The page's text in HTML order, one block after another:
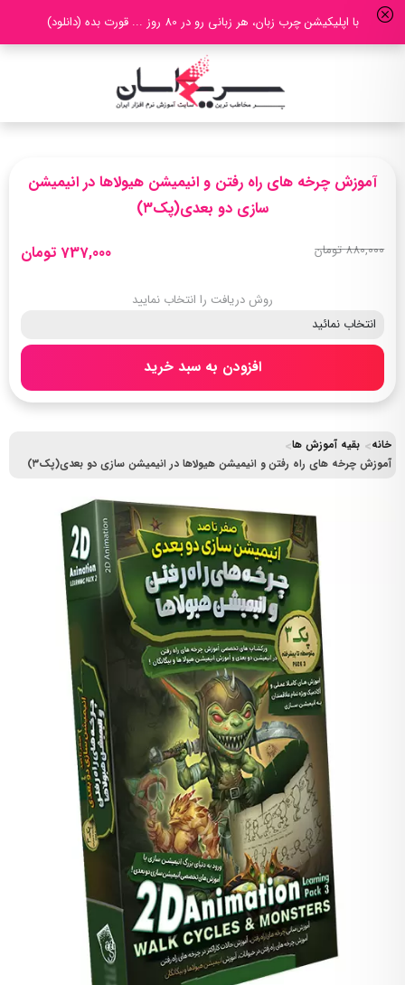
با اپلیکیشن چرب زبان، هر زبانی رو در 80 روز ... قورت بده (دانلود)
خانه
بقیه آموزش ها
آموزش چرخه های راه رفتن و انیمیشن هیولاها در انیمیشن سازی دو بعدی(پک۳)
آموزش چرخه های راه رفتن و انیمیشن هیولاها در انیمیشن
سازی دو بعدی(پک۳)
880,000 تومان 737,000 تومان
روش دریافت را انتخاب نمایید
افزودن به سبد خرید